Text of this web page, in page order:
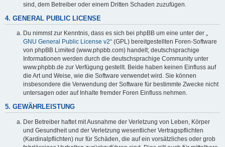
sind, dem Betreiber oder einem Dritten Schaden zuzufügen.
4. GENERAL PUBLIC LICENSE
Du nimmst zur Kenntnis, dass es sich bei phpBB um eine unter der „
GNU General Public License v2“ (GPL) bereitgestellten Foren-Software
von phpBB Limited (www.phpbb.com) handelt; deutschsprachige
Informationen werden durch die deutschsprachige Community unter
www.phpbb.de zur Verfügung gestellt. Beide haben keinen Einfluss auf
die Art und Weise, wie die Software verwendet wird. Sie können
insbesondere die Verwendung der Software für bestimmte Zwecke nicht
untersagen oder auf Inhalte fremder Foren Einfluss nehmen.
5. GEWÄHRLEISTUNG
Der Betreiber haftet mit Ausnahme der Verletzung von Leben, Körper
und Gesundheit und der Verletzung wesentlicher Vertragspflichten
(Kardinalpflichten) nur für Schäden, die auf ein vorsätzliches oder grob